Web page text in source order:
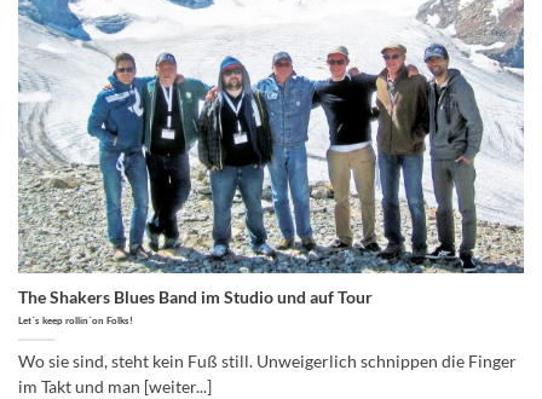
The Shakers Blues Band im Studio und auf Tour
Let´s keep rollin´on Folks!
Wo sie sind, steht kein Fuß still. Unweigerlich schnippen die Finger
im Takt und man [weiter...]